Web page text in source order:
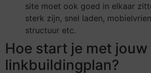
site moet ook goed in elkaar
sterk zijn, snel laden,
structuur etc.
Hoe start je met jouw
linkbuildingplan?